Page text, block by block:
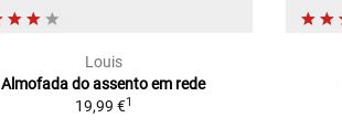
Louis
Almofada do assento em rede
19,99 €1